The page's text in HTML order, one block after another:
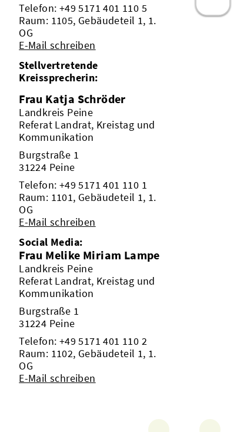
Telefon: +49 5171 401 110 5
Raum: 1105, Gebäudeteil 1, 1.
OG
E-Mail schreiben
Stellvertretende
Kreissprecherin:
Frau Katja Schröder
Landkreis Peine
Referat Landrat, Kreistag und
Kommunikation
Burgstraße 1
31224 Peine
Telefon: +49 5171 401 110 1
Raum: 1101, Gebäudeteil 1, 1.
OG
E-Mail schreiben
Social Media:
Frau Melike Miriam Lampe
Landkreis Peine
Referat Landrat, Kreistag und
Kommunikation
Burgstraße 1
31224 Peine
Telefon: +49 5171 401 110 2
Raum: 1102, Gebäudeteil 1, 1.
OG
E-Mail schreiben